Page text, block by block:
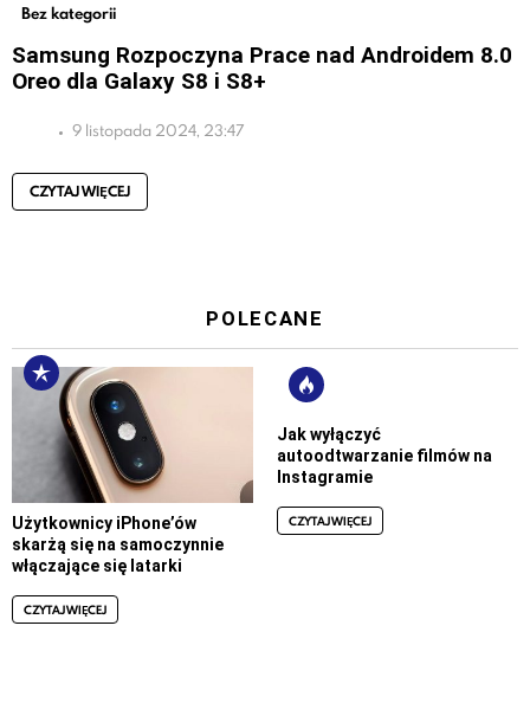
Bez kategorii
Samsung Rozpoczyna Prace nad Androidem 8.0
Oreo dla Galaxy S8 i S8+
9 listopada 2024, 23:47
CZYTAJ WIĘCEJ
POLECANE
Użytkownicy iPhone’ów
skarżą się na samoczynnie
włączające się latarki
CZYTAJ WIĘCEJ
Jak wyłączyć
autoodtwarzanie filmów na
Instagramie
CZYTAJ WIĘCEJ